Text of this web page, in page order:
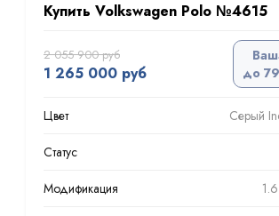
Купить Volkswagen Polo №4615
2 055 900 руб
1 265 000 руб
до
Цвет Серый
Статус
Модификация